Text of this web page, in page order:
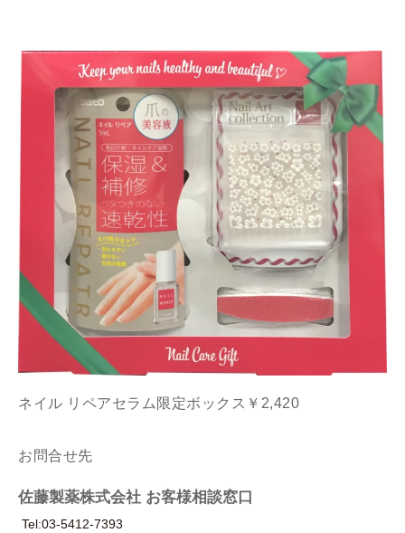
ネイル リペアセラム限定ボックス￥2,420
お問合せ先
佐藤製薬株式会社 お客様相談窓口
Tel:03-5412-7393